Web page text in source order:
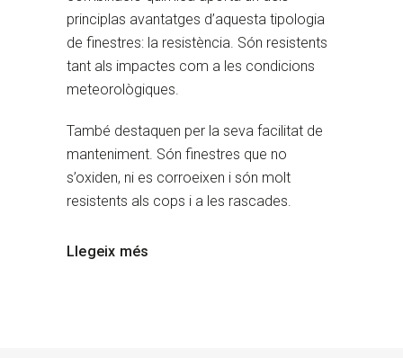
principlas avantatges d’aquesta tipologia
de finestres: la resistència. Són resistents
tant als impactes com a les condicions
meteorològiques.
També destaquen per la seva facilitat de
manteniment. Són finestres que no
s’oxiden, ni es corroeixen i són molt
resistents als cops i a les rascades.
Llegeix més